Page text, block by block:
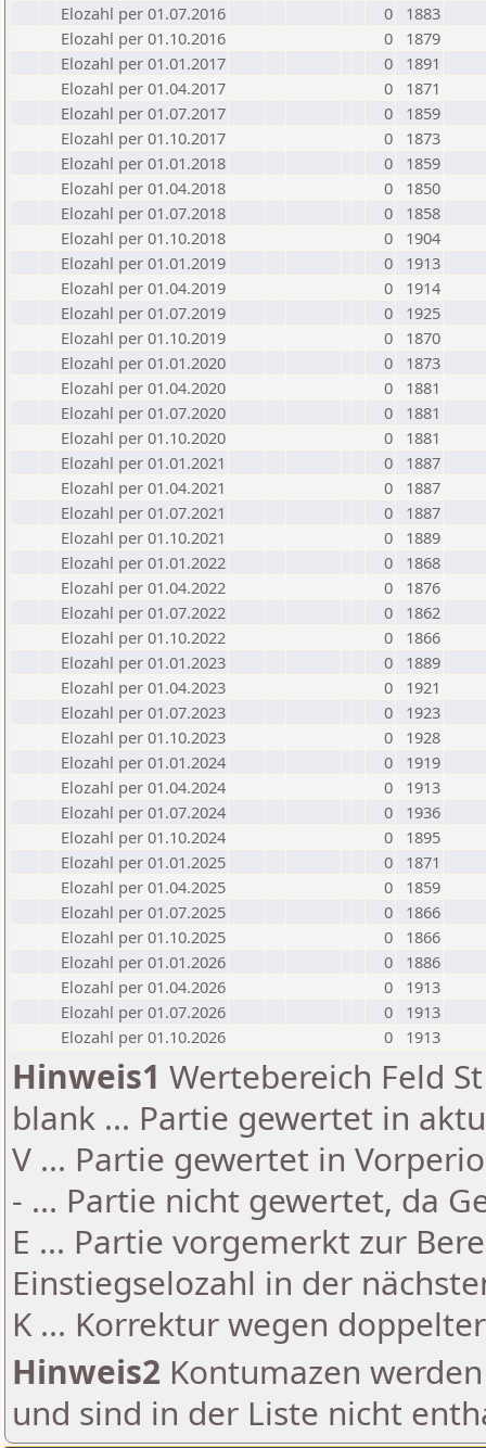
Elozahl per 01.07.2016
0
1883
Elozahl per 01.10.2016
0
1879
Elozahl per 01.01.2017
0
1891
Elozahl per 01.04.2017
0
1871
Elozahl per 01.07.2017
0
1859
Elozahl per 01.10.2017
0
1873
Elozahl per 01.01.2018
0
1859
Elozahl per 01.04.2018
0
1850
Elozahl per 01.07.2018
0
1858
Elozahl per 01.10.2018
0
1904
Elozahl per 01.01.2019
0
1913
Elozahl per 01.04.2019
0
1914
Elozahl per 01.07.2019
0
1925
Elozahl per 01.10.2019
0
1870
Elozahl per 01.01.2020
0
1873
Elozahl per 01.04.2020
0
1881
Elozahl per 01.07.2020
0
1881
Elozahl per 01.10.2020
0
1881
Elozahl per 01.01.2021
0
1887
Elozahl per 01.04.2021
0
1887
Elozahl per 01.07.2021
0
1887
Elozahl per 01.10.2021
0
1889
Elozahl per 01.01.2022
0
1868
Elozahl per 01.04.2022
0
1876
Elozahl per 01.07.2022
0
1862
Elozahl per 01.10.2022
0
1866
Elozahl per 01.01.2023
0
1889
Elozahl per 01.04.2023
0
1921
Elozahl per 01.07.2023
0
1923
Elozahl per 01.10.2023
0
1928
Elozahl per 01.01.2024
0
1919
Elozahl per 01.04.2024
0
1913
Elozahl per 01.07.2024
0
1936
Elozahl per 01.10.2024
0
1895
Elozahl per 01.01.2025
0
1871
Elozahl per 01.04.2025
0
1859
Elozahl per 01.07.2025
0
1866
Elozahl per 01.10.2025
0
1866
Elozahl per 01.01.2026
0
1886
Elozahl per 01.04.2026
0
1913
Elozahl per 01.07.2026
0
1913
Elozahl per 01.10.2026
0 1913
Hinweis1 Wertebereich Feld
blank ... Partie gewertet in
V ... Partie gewertet in
- ... Partie nicht gewertet, da
E ... Partie vorgemerkt zur
Einstiegselozahl in der
K ... Korrektur wegen
Hinweis2 Kontumazen
und sind in der Liste nicht